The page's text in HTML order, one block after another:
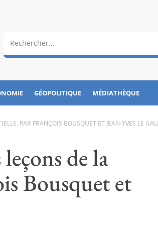
GÉOPOLITIQUE MÉDIATHÈQUE
PAR FRANÇOIS BOUSQUET ET JEAN-YVES LE
de la
Bousquet et